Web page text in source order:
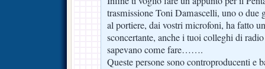
trasmissione Toni Damascelli, uno o due
al portiere, dai vostri microfoni, ha fatto
sconcertante, anche i tuoi colleghi di
sapevano come fare…….
Queste persone sono controproducenti e